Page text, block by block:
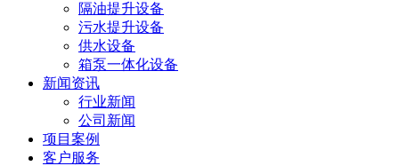
隔油提升设备
污水提升设备
供水设备
箱泵一体化设备
新闻资讯
行业新闻
公司新闻
项目案例
客户服务